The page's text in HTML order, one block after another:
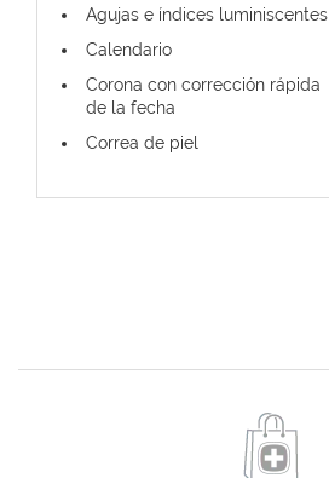
Agujas e índices luminiscentes
Calendario
Corona con corrección rápida
de la fecha
Correa de piel